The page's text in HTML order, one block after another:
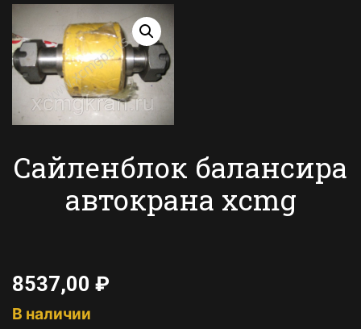
Сайленблок балансира
автокрана xcmg
8537,00 ₽
В наличии